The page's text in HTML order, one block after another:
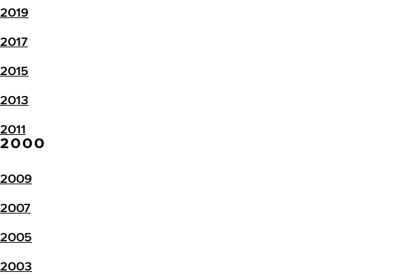
2019
2017
2015
2013
2011
2000
2009
2007
2005
2003